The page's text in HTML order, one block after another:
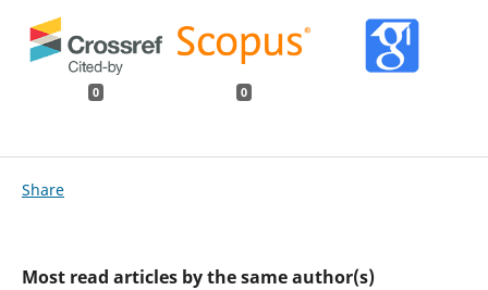
0 0
Share
Most read articles by the same author(s)